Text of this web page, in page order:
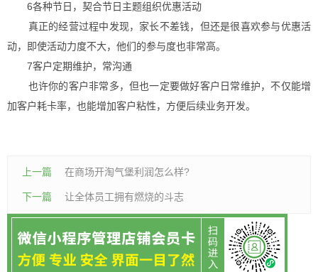
6各种节日，契合节日主题组织优惠活动
真正的经营过程中发现，家长不差钱，但还是很喜欢参与优惠活
动，即使活动力度不大，他们的参与度也非常高。
7客户定期维护，常沟通
也许你的客户非常多，但也一定要做好客户日常维护，不仅能增
加客户耗卡率，也能增加客户粘性，方便后续业务开发。
上一篇 在商场开淘气堡利润怎么样?
下一篇 让全体员工拥有燃烧的斗志